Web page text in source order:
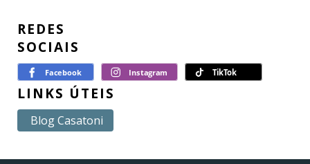
REDES
SOCIAIS
LINKS ÚTEIS
Blog Casatoni